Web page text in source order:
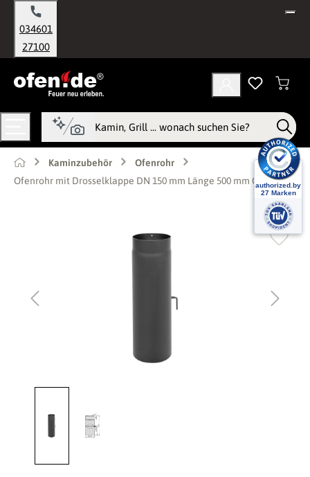
springen
034601
27100
Kaminzubehör
Ofenrohr
Ofenrohr mit Drosselklappe DN 150 mm Länge 500 mm Gussgrau